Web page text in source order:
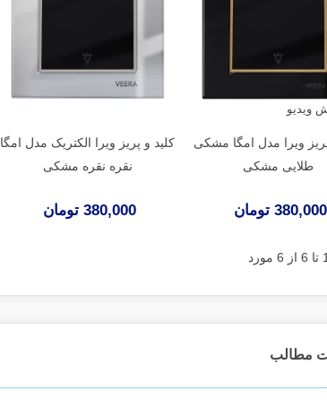
ویرا مدل امگا مشکی
طلایی مشکی
380,000 تومان
کلید و پریز ویرا الکتریک مدل امگا
نقره نقره مشکی
380,000 تومان
مطالب